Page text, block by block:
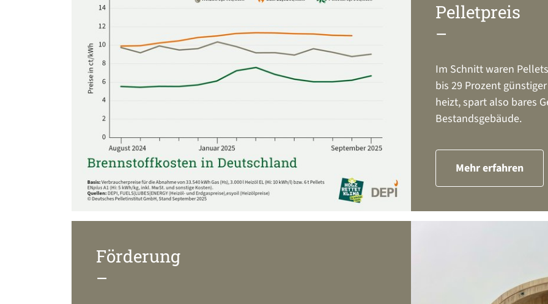
Pelletpreis
–
Im Schnitt waren
bis 29 Prozent
heizt, spart also bares
Bestandsgebäude.
Mehr erfahren
Förderung
–